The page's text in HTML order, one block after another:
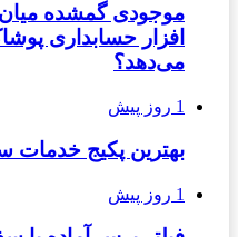
موجودی گمشده میان
افزار حسابداری
می‌دهد؟
1 روز پیش
بهترین پکیج خدمات
1 روز پیش